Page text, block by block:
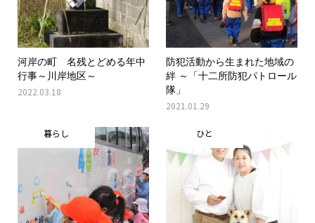
河岸の町 名残とどめる年中
行事～川岸地区～
2022.03.18
防犯活動から生まれた地域の
絆 ～「十二所防犯パトロール
隊」
2021.01.29
暮らし ひと